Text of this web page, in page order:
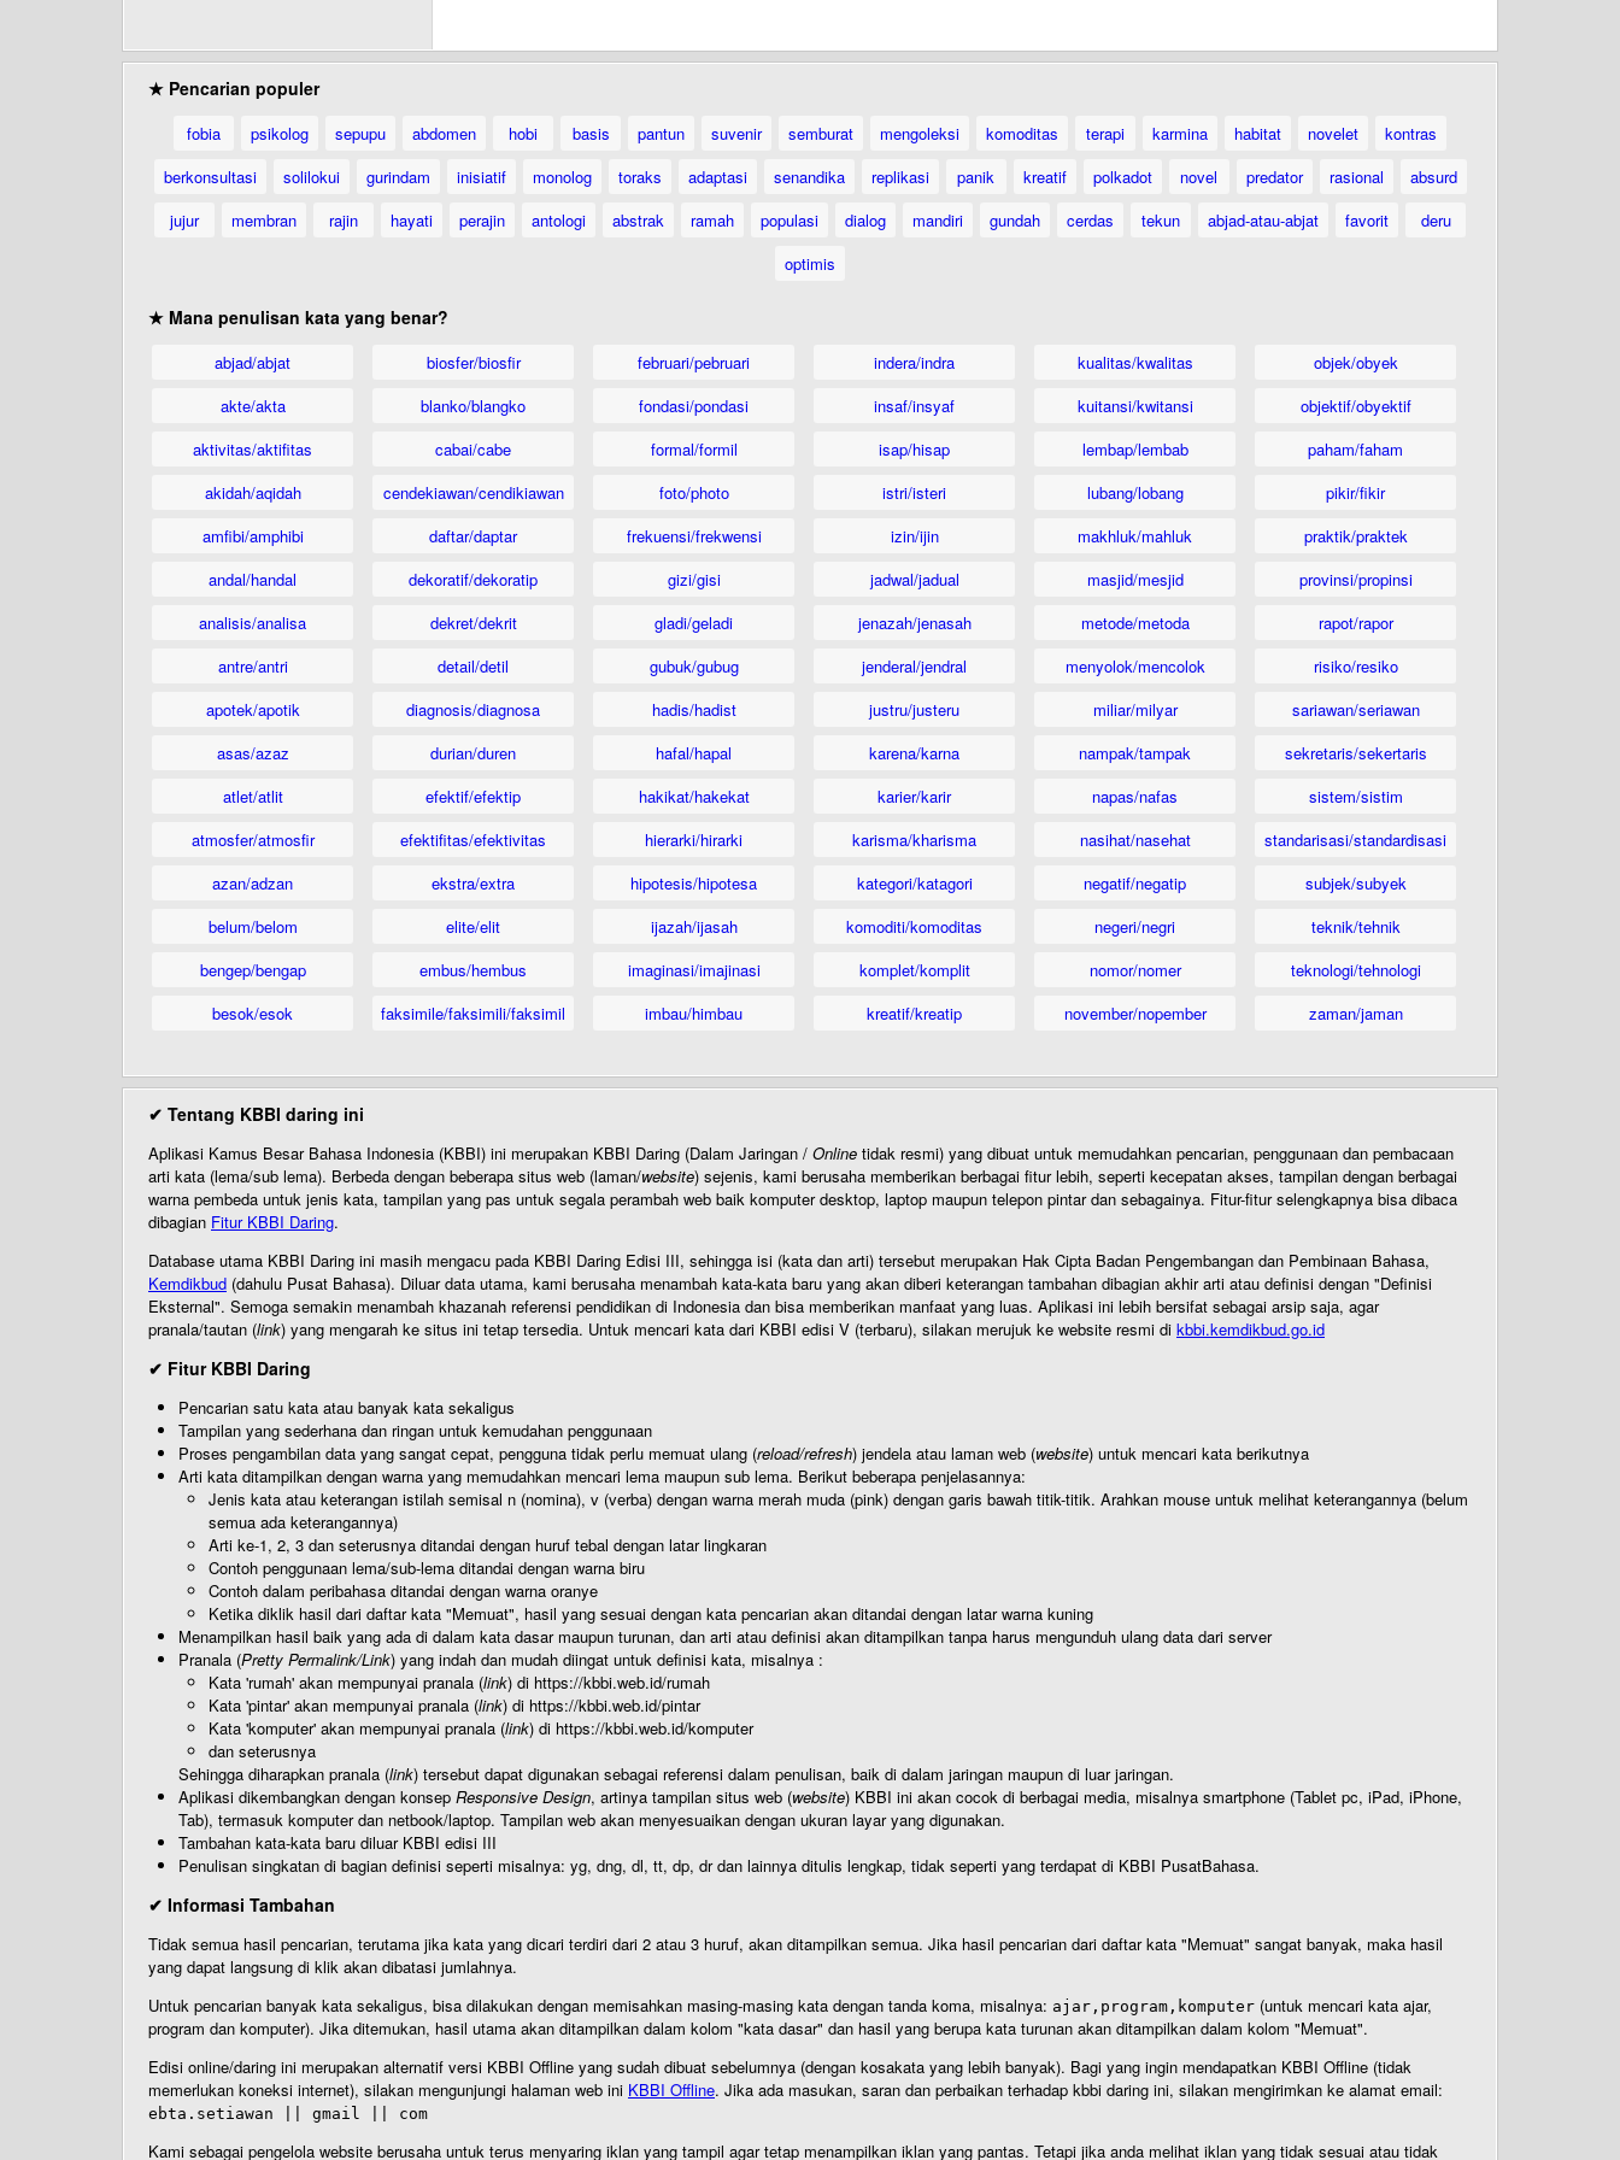
★ Pencarian populer
fobia psikolog sepupu abdomen hobi basis pantun suvenir semburat mengoleksi komoditas terapi karmina habitat novelet
kontras
berkonsultasi
solilokui gurindam inisiatif monolog toraks adaptasi senandika replikasi panik kreatif polkadot novel predator rasional
absurd
jujur
membran rajin hayati perajin antologi abstrak ramah populasi dialog mandiri gundah cerdas tekun abjad-atau-abjat favorit
deru
optimis
★ Mana penulisan kata yang benar?
abjad/abjat
akte/akta
aktivitas/aktifitas
akidah/aqidah
amfibi/amphibi
andal/handal
analisis/analisa
antre/antri
apotek/apotik
asas/azaz
atlet/atlit
atmosfer/atmosfir
azan/adzan
belum/belom
bengep/bengap
besok/esok
biosfer/biosfir
blanko/blangko
cabai/cabe
cendekiawan/cendikiawan
daftar/daptar
dekoratif/dekoratip
dekret/dekrit
detail/detil
diagnosis/diagnosa
durian/duren
efektif/efektip
efektifitas/efektivitas
ekstra/extra
elite/elit
embus/hembus
faksimile/faksimili/faksimil
februari/pebruari
fondasi/pondasi
formal/formil
foto/photo
frekuensi/frekwensi
gizi/gisi
gladi/geladi
gubuk/gubug
hadis/hadist
hafal/hapal
hakikat/hakekat
hierarki/hirarki
hipotesis/hipotesa
ijazah/ijasah
imaginasi/imajinasi
imbau/himbau
indera/indra
insaf/insyaf
isap/hisap
istri/isteri
izin/ijin
jadwal/jadual
jenazah/jenasah
jenderal/jendral
justru/justeru
karena/karna
karier/karir
karisma/kharisma
kategori/katagori
komoditi/komoditas
komplet/komplit
kreatif/kreatip
kualitas/kwalitas
kuitansi/kwitansi
lembap/lembab
lubang/lobang
makhluk/mahluk
masjid/mesjid
metode/metoda
menyolok/mencolok
miliar/milyar
nampak/tampak
napas/nafas
nasihat/nasehat
negatif/negatip
negeri/negri
nomor/nomer
november/nopember
objek/obyek
objektif/obyektif
paham/faham
pikir/fikir
praktik/praktek
provinsi/propinsi
rapot/rapor
risiko/resiko
sariawan/seriawan
sekretaris/sekertaris
sistem/sistim
standarisasi/standardisasi
subjek/subyek
teknik/tehnik
teknologi/tehnologi
zaman/jaman
✔ Tentang KBBI daring ini
Aplikasi Kamus Besar Bahasa Indonesia (KBBI) ini merupakan KBBI Daring (Dalam Jaringan / Online tidak resmi) yang dibuat untuk memudahkan pencarian, penggunaan dan pembacaan
arti kata (lema/sub lema). Berbeda dengan beberapa situs web (laman/website) sejenis, kami berusaha memberikan berbagai fitur lebih, seperti kecepatan akses, tampilan dengan berbagai
warna pembeda untuk jenis kata, tampilan yang pas untuk segala perambah web baik komputer desktop, laptop maupun telepon pintar dan sebagainya. Fitur-fitur selengkapnya bisa dibaca
dibagian Fitur KBBI Daring.
Database utama KBBI Daring ini masih mengacu pada KBBI Daring Edisi III, sehingga isi (kata dan arti) tersebut merupakan Hak Cipta Badan Pengembangan dan Pembinaan Bahasa,
Kemdikbud (dahulu Pusat Bahasa). Diluar data utama, kami berusaha menambah kata-kata baru yang akan diberi keterangan tambahan dibagian akhir arti atau definisi dengan "Definisi
Eksternal". Semoga semakin menambah khazanah referensi pendidikan di Indonesia dan bisa memberikan manfaat yang luas. Aplikasi ini lebih bersifat sebagai arsip saja, agar
pranala/tautan (link) yang mengarah ke situs ini tetap tersedia. Untuk mencari kata dari KBBI edisi V (terbaru), silakan merujuk ke website resmi di kbbi.kemdikbud.go.id
✔ Fitur KBBI Daring
Pencarian satu kata atau banyak kata sekaligus
Tampilan yang sederhana dan ringan untuk kemudahan penggunaan
Proses pengambilan data yang sangat cepat, pengguna tidak perlu memuat ulang (reload/refresh) jendela atau laman web (website) untuk mencari kata berikutnya
Arti kata ditampilkan dengan warna yang memudahkan mencari lema maupun sub lema. Berikut beberapa penjelasannya:
Jenis kata atau keterangan istilah semisal n (nomina), v (verba) dengan warna merah muda (pink) dengan garis bawah titik-titik. Arahkan mouse untuk melihat keterangannya (belum
semua ada keterangannya)
Arti ke-1, 2, 3 dan seterusnya ditandai dengan huruf tebal dengan latar lingkaran
Contoh penggunaan lema/sub-lema ditandai dengan warna biru
Contoh dalam peribahasa ditandai dengan warna oranye
Ketika diklik hasil dari daftar kata "Memuat", hasil yang sesuai dengan kata pencarian akan ditandai dengan latar warna kuning
Menampilkan hasil baik yang ada di dalam kata dasar maupun turunan, dan arti atau definisi akan ditampilkan tanpa harus mengunduh ulang data dari server
Pranala (Pretty Permalink/Link) yang indah dan mudah diingat untuk definisi kata, misalnya :
Kata 'rumah' akan mempunyai pranala (link) di https://kbbi.web.id/rumah
Kata 'pintar' akan mempunyai pranala (link) di https://kbbi.web.id/pintar
Kata 'komputer' akan mempunyai pranala (link) di https://kbbi.web.id/komputer
dan seterusnya
Sehingga diharapkan pranala (link) tersebut dapat digunakan sebagai referensi dalam penulisan, baik di dalam jaringan maupun di luar jaringan.
Aplikasi dikembangkan dengan konsep Responsive Design, artinya tampilan situs web (website) KBBI ini akan cocok di berbagai media, misalnya smartphone (Tablet pc, iPad, iPhone,
Tab), termasuk komputer dan netbook/laptop. Tampilan web akan menyesuaikan dengan ukuran layar yang digunakan.
Tambahan kata-kata baru diluar KBBI edisi III
Penulisan singkatan di bagian definisi seperti misalnya: yg, dng, dl, tt, dp, dr dan lainnya ditulis lengkap, tidak seperti yang terdapat di KBBI PusatBahasa.
✔ Informasi Tambahan
Tidak semua hasil pencarian, terutama jika kata yang dicari terdiri dari 2 atau 3 huruf, akan ditampilkan semua. Jika hasil pencarian dari daftar kata "Memuat" sangat banyak, maka hasil
yang dapat langsung di klik akan dibatasi jumlahnya.
Untuk pencarian banyak kata sekaligus, bisa dilakukan dengan memisahkan masing-masing kata dengan tanda koma, misalnya: ajar,program,komputer (untuk mencari kata ajar,
program dan komputer). Jika ditemukan, hasil utama akan ditampilkan dalam kolom "kata dasar" dan hasil yang berupa kata turunan akan ditampilkan dalam kolom "Memuat".
Edisi online/daring ini merupakan alternatif versi KBBI Offline yang sudah dibuat sebelumnya (dengan kosakata yang lebih banyak). Bagi yang ingin mendapatkan KBBI Offline (tidak
memerlukan koneksi internet), silakan mengunjungi halaman web ini KBBI Offline. Jika ada masukan, saran dan perbaikan terhadap kbbi daring ini, silakan mengirimkan ke alamat email:
ebta.setiawan || gmail || com
Kami sebagai pengelola website berusaha untuk terus menyaring iklan yang tampil agar tetap menampilkan iklan yang pantas. Tetapi jika anda melihat iklan yang tidak sesuai atau tidak